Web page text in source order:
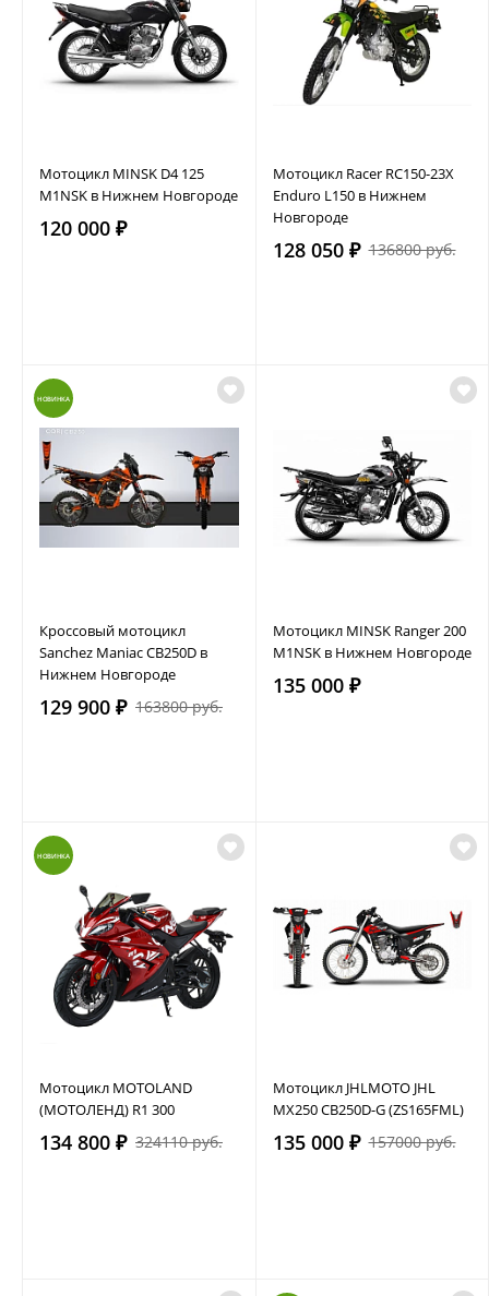
Мотоцикл MINSK D4 125
M1NSK в Нижнем Новгороде
120 000 ₽
Мотоцикл Racer RC150-23X
Enduro L150 в Нижнем
Новгороде
128 050 ₽ 136800 руб.
НОВИНКА
Кроссовый мотоцикл
Sanchez Maniac CB250D в
Нижнем Новгороде
129 900 ₽ 163800 руб.
Мотоцикл MINSK Ranger 200
M1NSK в Нижнем Новгороде
135 000 ₽
НОВИНКА
Мотоцикл MOTOLAND
(МОТОЛЕНД) R1 300
134 800 ₽ 324110 руб.
Мотоцикл JHLMOTO JHL
MX250 CB250D-G (ZS165FML)
135 000 ₽ 157000 руб.